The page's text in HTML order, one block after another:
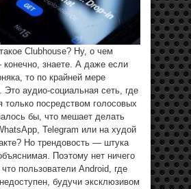
Clubhouse? Ну, о чем
знаете. А даже если
то по крайней мере
аудио-социальная сеть, где
посредством голосовых
бы, что мешает делать
Telegram или на худой
Но трендовость — штука
Поэтому нет ничего
пользователи Android, где
будучи эксклюзивом